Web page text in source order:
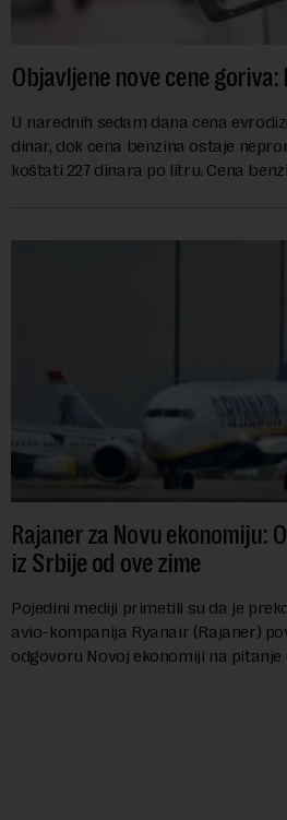
Objavljene nove cene goriva:
U narednih sedam dana cena
dinar, dok cena benzina ostaje
koštati 227 dinara po litru. Cena
Rajaner za Novu ekonomiju:
iz Srbije od ove zime
Pojedini mediji primetili su da je
avio-kompanija Ryanair (Rajaner)
odgovoru Novoj ekonomiji na